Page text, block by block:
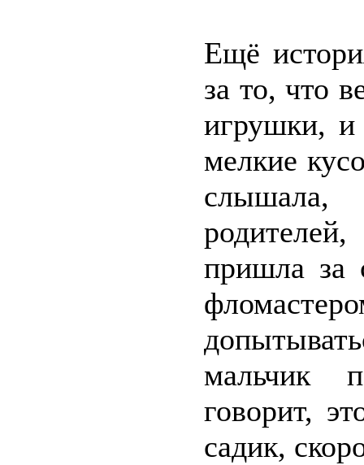
Ещё
за то, что
игрушки, и
мелкие
пришла за
мальчик
говорит,
садик,